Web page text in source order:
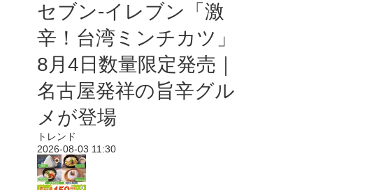
セブン-イレブン「激
辛！台湾ミンチカツ」
8月4日数量限定発売｜
名古屋発祥の旨辛グル
メが登場
トレンド
2026-08-03 11:30